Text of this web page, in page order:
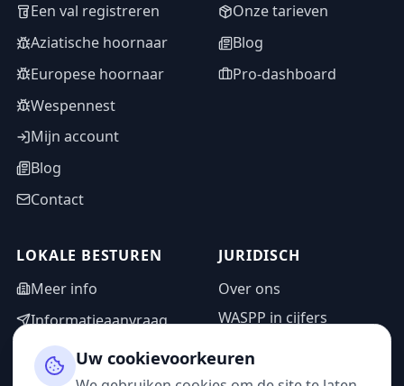
Een val registreren
Aziatische hoornaar
Europese hoornaar
Wespennest
Mijn account
Blog
Contact
Onze tarieven
Blog
Pro-dashboard
LOKALE BESTUREN
Meer info
Informatieaanvraag
Adminzone
JURIDISCH
Over ons
WASPP in cijfers
Privacybeleid
Uw cookievoorkeuren